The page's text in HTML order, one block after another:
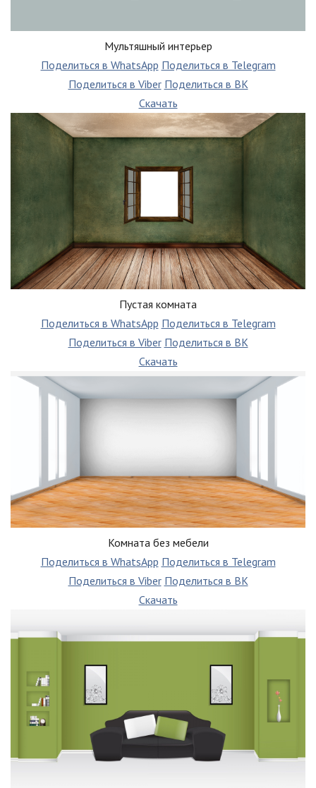
Мультяшный интерьер
Поделиться в WhatsApp Поделиться в Telegram
Поделиться в Viber Поделиться в ВК
Скачать
Пустая комната
Поделиться в WhatsApp Поделиться в Telegram
Поделиться в Viber Поделиться в ВК
Скачать
Комната без мебели
Поделиться в WhatsApp Поделиться в Telegram
Поделиться в Viber Поделиться в ВК
Скачать